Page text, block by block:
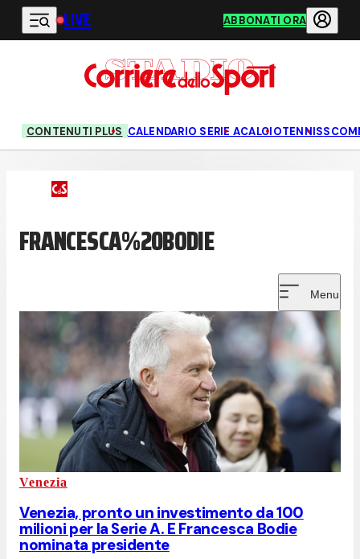
Vai al contenuto principale
LIVE ABBONATI ORA
CONTENUTI PLUS CALENDARIO SERIE ACALCIOTENNIS
FRANCESCA%20BODIE
Menu
Venezia
Venezia, pronto un investimento da 100
milioni per la Serie A. E Francesca Bodie
nominata presidente